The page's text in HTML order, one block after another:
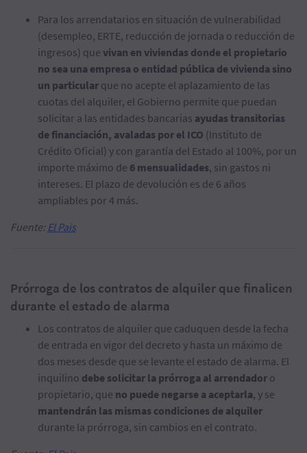
Para los arrendatarios en situación de vulnerabilidad
(desempleo, ERTE, reducción de jornada o reducción de
ingresos) que vivan en viviendas donde el propietario
no sea una empresa o entidad pública de vivienda sino
un particular que no acepte el aplazamiento de las
cuotas del alquiler, el Gobierno permite que puedan
solicitar a las entidades bancarias ayudas transitorias
de financiación, avaladas por el ICO (Instituto de
Crédito Oficial) y con garantía del Estado al 100%, por un
importe máximo de 6 mensualidades, sin gastos ni
intereses. El plazo de devolución es de 6 años
ampliables por 4 más.
Fuente: El Pais
Prórroga de los contratos de alquiler que finalicen
durante el estado de alarma
Los contratos de alquiler que caduquen desde la fecha
de entrada en vigor del decreto y hasta un máximo de
dos meses desde que se levante el estado de alarma. El
inquilino debe solicitar la prórroga al arrendador o
propietario, que no puede negarse a aceptarla, y se
mantendrán las mismas condiciones de alquiler
durante la prórroga, sin cambios en el contrato.